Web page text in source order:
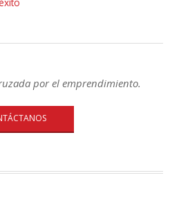
por el emprendimiento.